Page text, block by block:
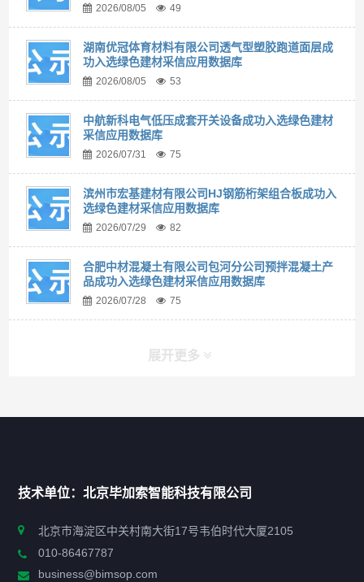
2026/08/05 49
湖南优冠体育材料有限公司透气型塑胶跑道面层成
功入选绿色建材采信应用数据库
2026/08/05 53
中航新科电气低压成套开关设备成功入选绿色建材
采信应用数据库
2026/07/31 75
滨州市宏基建材有限公司HJ钢筋桁架组合板成功入
选绿色建材采信应用数据库
2026/07/29 82
合肥中材混凝土有限公司包河分公司预拌混凝土产
品成功入选绿色建材采信应用数据库
2026/07/28 75
展开更多
政策法规
技术单位：北京毕加索智能科技有限公司
北京市海淀区中关村南大街17号韦伯时代大厦2105
010-86467787
business@bimsop.com